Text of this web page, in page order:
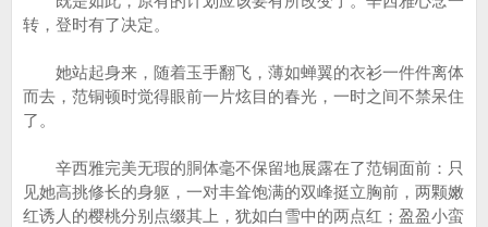
转，登时有了决定。
她站起身来，随着玉手翻飞，薄如蝉翼的衣衫一件件离体
而去，范铜顿时觉得眼前一片炫目的春光，一时之间不禁呆住
了。
辛西雅完美无瑕的胴体毫不保留地展露在了范铜面前：只
见她高挑修长的身躯，一对丰耸饱满的双峰挺立胸前，两颗嫩
红诱人的樱桃分别点缀其上，犹如白雪中的两点红；盈盈小蛮